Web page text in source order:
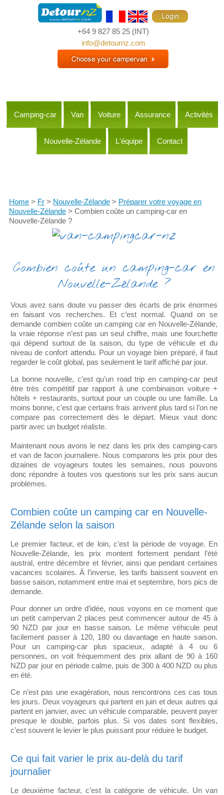
+64 9 827 85 25 (INT)
info@detournz.com
Camping-car Van Voiture Assurance Activités
Nouvelle-Zélande L'équipe Contact
Home > Fr > Nouvelle-Zélande > Préparer votre voyage en
Nouvelle-Zélande > Combien coûte un camping-car en
Nouvelle-Zélande ?
Combien coûte un camping-car en
Nouvelle-Zélande ?
Vous avez sans doute vu passer des écarts de prix énormes
en faisant vos recherches. Et c’est normal. Quand on se
demande combien coûte un camping car en Nouvelle-Zélande,
la vraie réponse n’est pas un seul chiffre, mais une fourchette
qui dépend surtout de la saison, du type de véhicule et du
niveau de confort attendu. Pour un voyage bien préparé, il faut
regarder le coût global, pas seulement le tarif affiché par jour.
La bonne nouvelle, c’est qu’un road trip en camping-car peut
être très compétitif par rapport à une combinaison voiture +
hôtels + restaurants, surtout pour un couple ou une famille. La
moins bonne, c’est que certains frais arrivent plus tard si l’on ne
compare pas correctement dès le départ. Mieux vaut donc
partir avec un budget réaliste.
Maintenant nous avons le nez dans les prix des camping-cars
et van de facon journaliere. Nous comparons les prix pour des
dizaines de voyageurs toutes les semaines, nous pouvons
donc répondre à toutes vos questions sur les prix sans aucun
problèmes.
Combien coûte un camping car en Nouvelle-
Zélande selon la saison
Le premier facteur, et de loin, c’est la période de voyage. En
Nouvelle-Zélande, les prix montent fortement pendant l’été
austral, entre décembre et février, ainsi que pendant certaines
vacances scolaires. À l’inverse, les tarifs baissent souvent en
basse saison, notamment entre mai et septembre, hors pics de
demande.
Pour donner un ordre d’idée, nous voyons en ce moment que
un petit campervan 2 places peut commencer autour de 45 à
90 NZD par jour en basse saison. Le même véhicule peut
facilement passer à 120, 180 ou davantage en haute saison.
Pour un camping-car plus spacieux, adapté à 4 ou 6
personnes, on voit fréquemment des prix allant de 90 à 160
NZD par jour en période calme, puis de 300 à 400 NZD ou plus
en été.
Ce n’est pas une exagération, nous rencontrons ces cas tous
les jours. Deux voyageurs qui partent en juin et deux autres qui
partent en janvier, avec un véhicule comparable, peuvent payer
presque le double, parfois plus. Si vos dates sont flexibles,
c’est souvent le levier le plus puissant pour réduire le budget.
Ce qui fait varier le prix au-delà du tarif
journalier
Le deuxième facteur, c’est la catégorie de véhicule. Un van